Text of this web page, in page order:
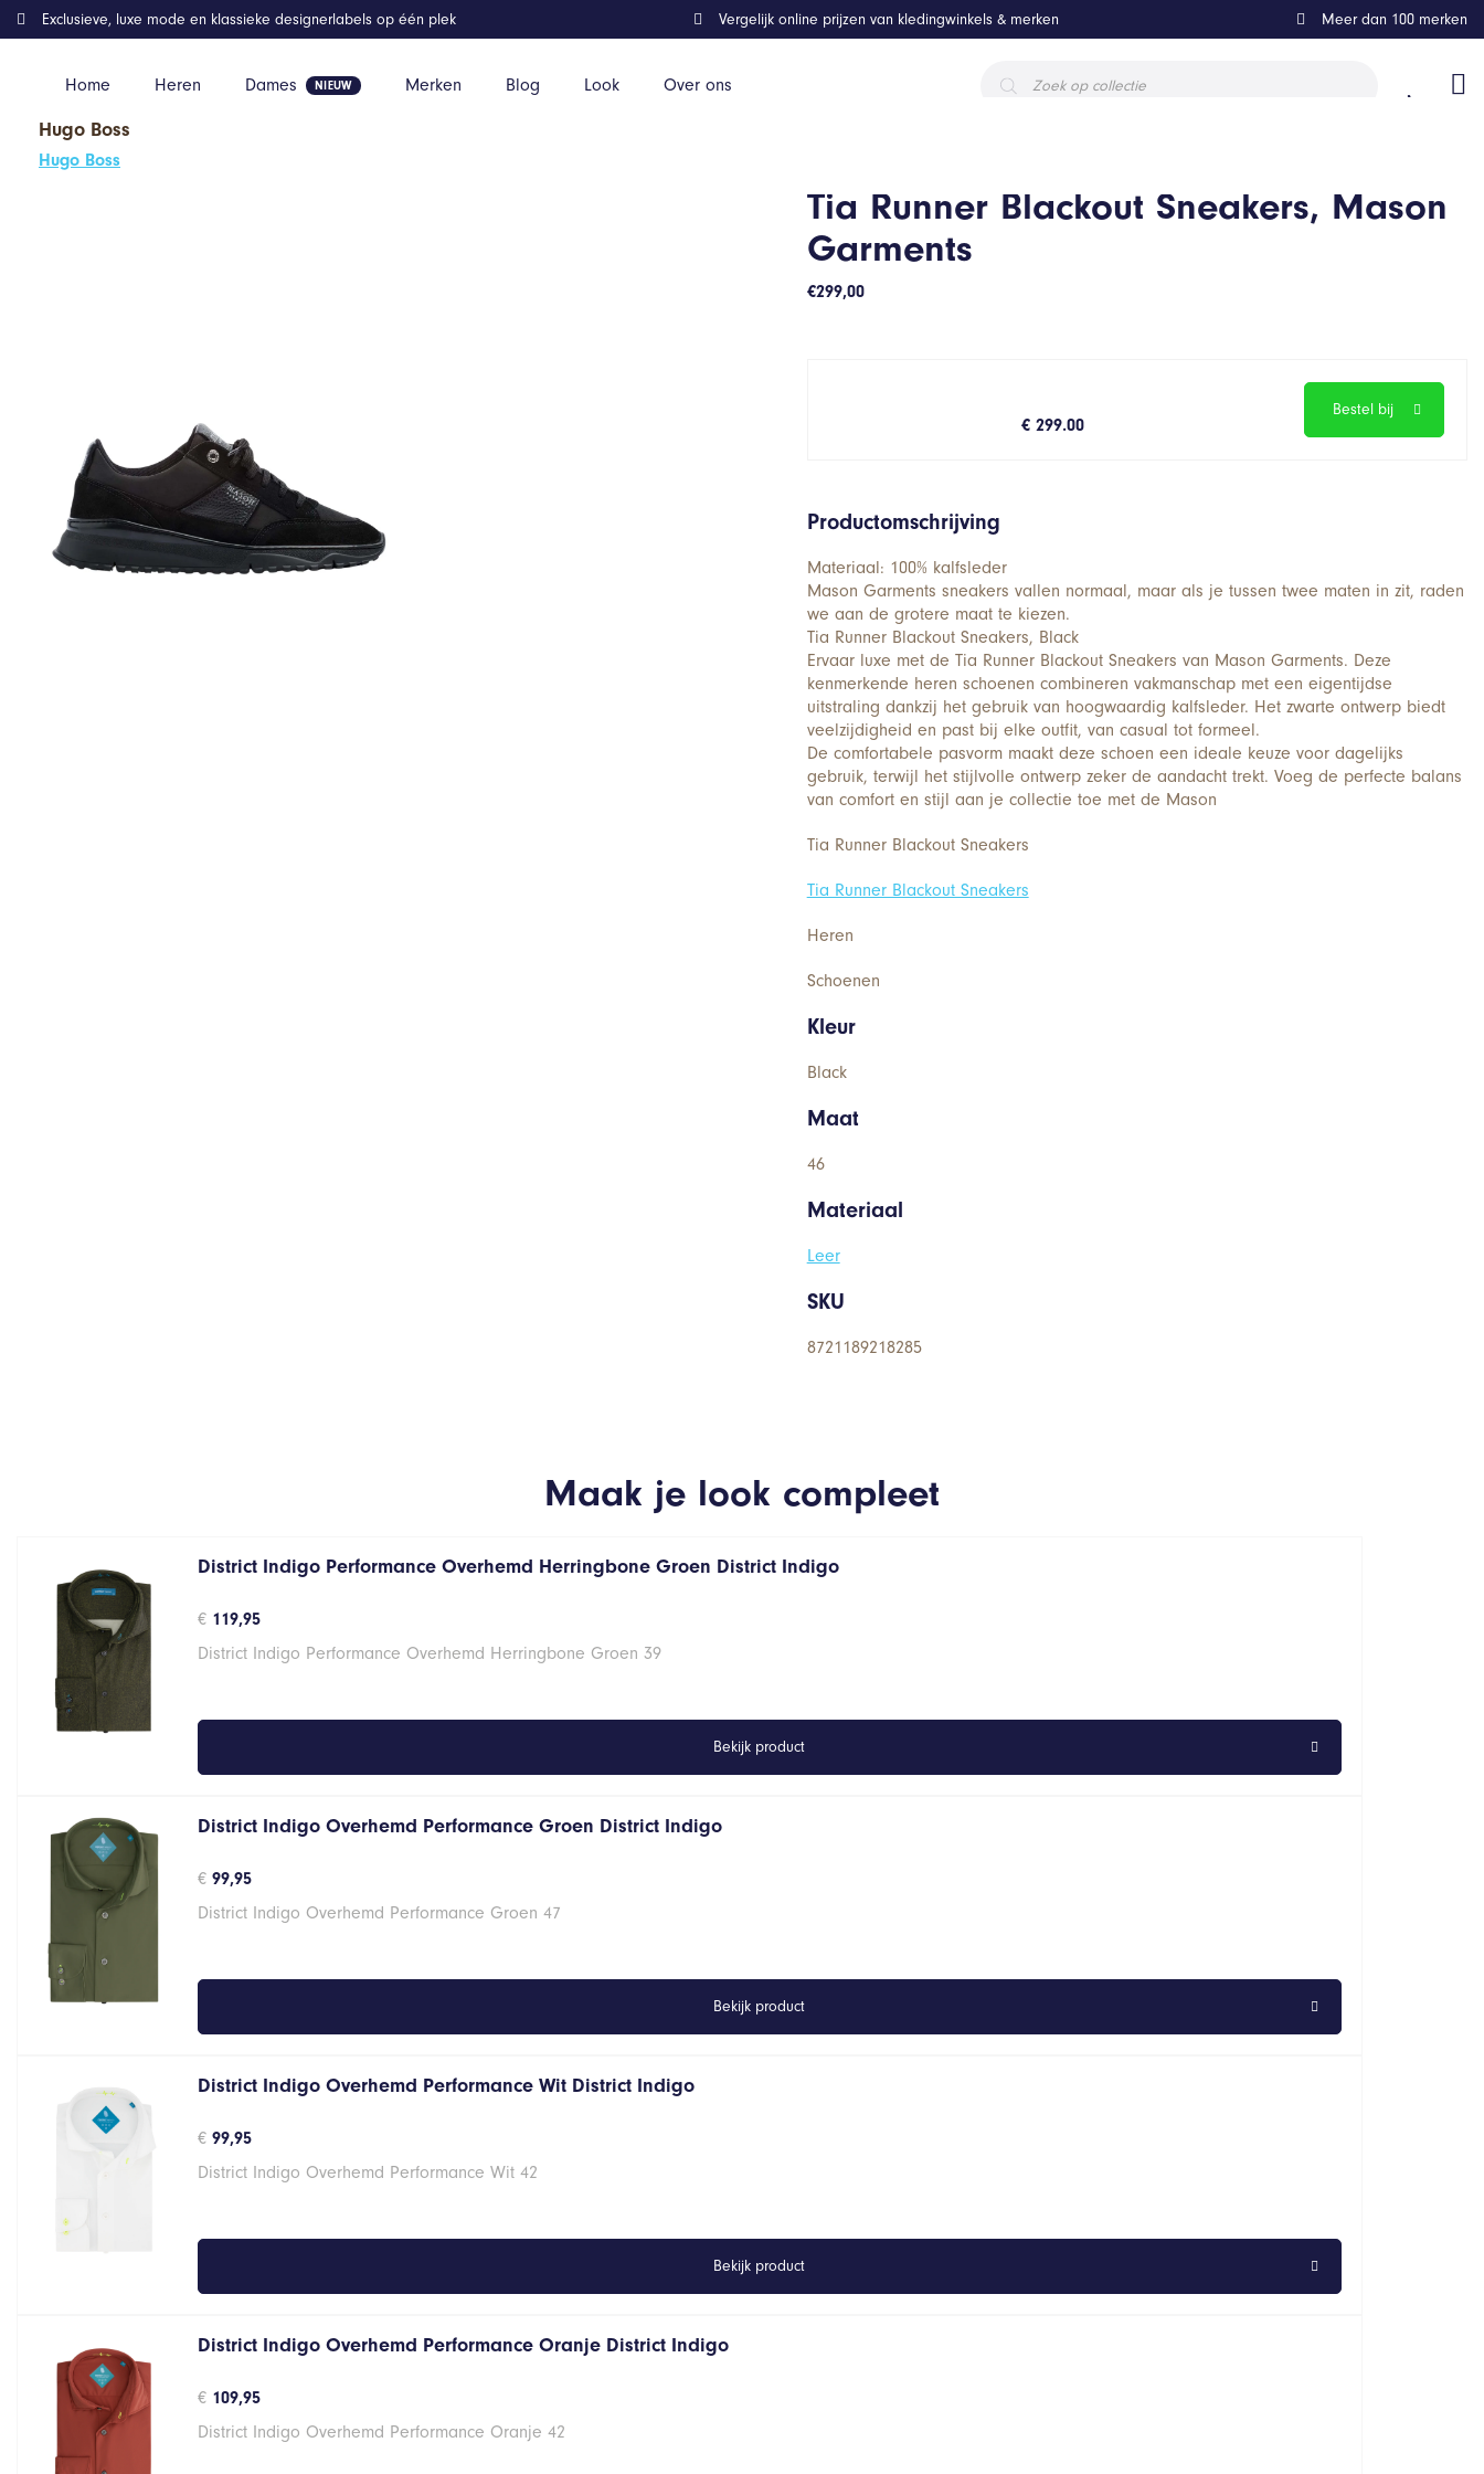
Home Heren Dames Merken Blog Look Over ons
zoeken
Exclusieve, luxe mode en klassieke designerlabels op één plek Vergelijk online prijzen van kledingwinkels & merken Meer dan 100 merken
Hugo Boss
Hugo Boss
Home Kleding
Tia Runner Blackout Sneakers, Mason
Garments
€299,00
€ 299.00
Bestel bij
Productomschrijving
Materiaal: 100% kalfsleder
Mason Garments sneakers vallen normaal, maar als je tussen twee maten in zit, raden
we aan de grotere maat te kiezen.
Tia Runner Blackout Sneakers, Black
Ervaar luxe met de Tia Runner Blackout Sneakers van Mason Garments. Deze
kenmerkende heren schoenen combineren vakmanschap met een eigentijdse
uitstraling dankzij het gebruik van hoogwaardig kalfsleder. Het zwarte ontwerp biedt
veelzijdigheid en past bij elke outfit, van casual tot formeel.
De comfortabele pasvorm maakt deze schoen een ideale keuze voor dagelijks
gebruik, terwijl het stijlvolle ontwerp zeker de aandacht trekt. Voeg de perfecte balans
van comfort en stijl aan je collectie toe met de Mason
Tia Runner Blackout Sneakers
Tia Runner Blackout Sneakers
Heren
Schoenen
Kleur
Black
Maat
46
Materiaal
Leer
SKU
8721189218285
Maak je look compleet
District Indigo Performance Overhemd Herringbone Groen District Indigo
€ 119,95
District Indigo Performance Overhemd Herringbone Groen 39
Bekijk product
District Indigo Overhemd Performance Groen District Indigo
€ 99,95
District Indigo Overhemd Performance Groen 47
Bekijk product
District Indigo Overhemd Performance Wit District Indigo
€ 99,95
District Indigo Overhemd Performance Wit 42
Bekijk product
District Indigo Overhemd Performance Oranje District Indigo
€ 109,95
District Indigo Overhemd Performance Oranje 42